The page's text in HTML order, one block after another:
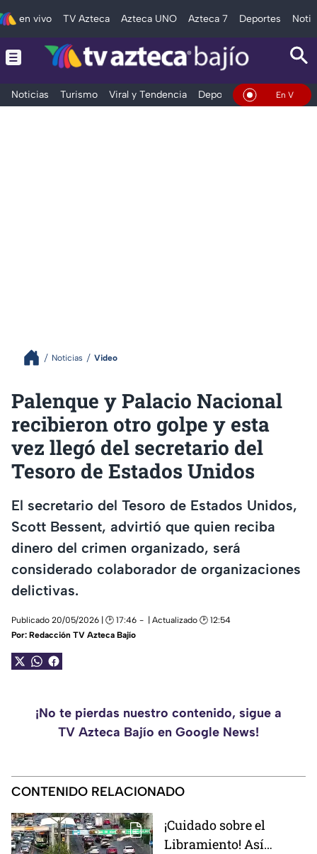
en vivo TV Azteca Azteca UNO Azteca 7 Deportes
Noticias Turismo Viral y Tendencia Deportes Espectáculos
En Vivo
Noticias Video
Palenque y Palacio Nacional
recibieron otro golpe y esta
vez llegó del secretario del
Tesoro de Estados Unidos
El secretario del Tesoro de Estados Unidos,
Scott Bessent, advirtió que quien reciba
dinero del crimen organizado, será
considerado colaborador de organizaciones
delictivas.
Publicado 20/05/2026 | 🕑 17:46
| Actualizado 🕑 12:54
Por: Redacción TV Azteca Bajío
¡No te pierdas nuestro contenido, sigue a
TV Azteca Bajío en Google News!
CONTENIDO RELACIONADO
¡Cuidado sobre el
Libramiento! Así